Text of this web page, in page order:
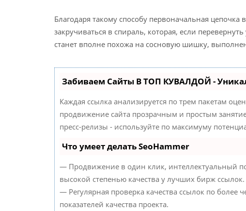
Благодаря такому способу первоначальная
закручиваться в спираль, которая, если
станет вполне похожа на сосновую шишку,
Забиваем Сайты В ТОП КУВАЛДОЙ -
Каждая ссылка анализируется по трем пакетам
продвижение сайта прозрачным и простым
пресс-релизы - используйте по максимуму
Что умеет делать SeoHammer
— Продвижение в один клик, интеллектуальный
высокой степенью качества у лучших бирж ссылок.
— Регулярная проверка качества ссылок по более
показателей качества проекта.